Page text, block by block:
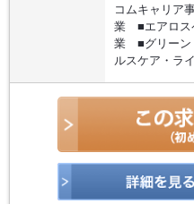
コムキャリア
業 ■エアロス
業 ■グリーン
ルスケア・ラ